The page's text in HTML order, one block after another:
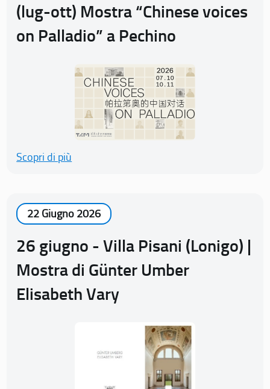
(lug-ott) Mostra “Chinese voices
on Palladio” a Pechino
Scopri di più
22 Giugno 2026
26 giugno - Villa Pisani (Lonigo) |
Mostra di Günter Umber
Elisabeth Vary